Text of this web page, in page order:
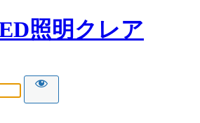
照明クレア